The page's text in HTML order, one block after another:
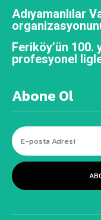
Adıyamanlılar
Feriköy’ün 100.
profesyonel
Abone Ol